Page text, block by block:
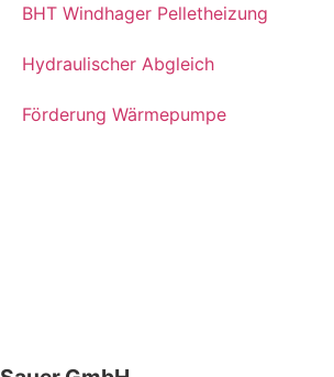
BHT Windhager Pelletheizung
Hydraulischer Abgleich
Förderung Wärmepumpe